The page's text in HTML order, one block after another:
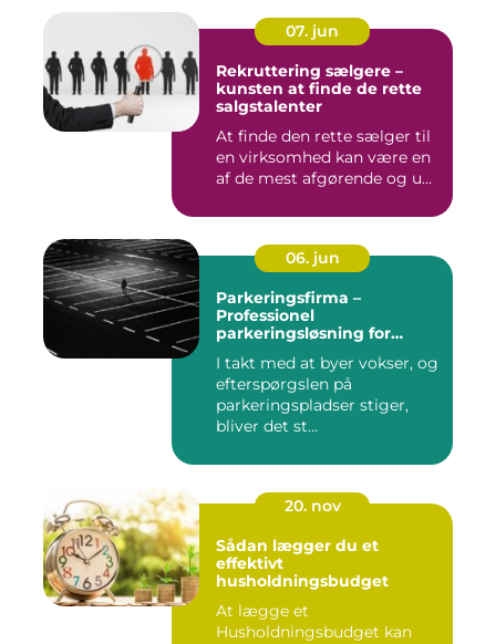
07. jun
Rekruttering sælgere –
kunsten at finde de rette
salgstalenter
At finde den rette sælger til
en virksomhed kan være en
af de mest afgørende og u...
06. jun
Parkeringsfirma –
Professionel
parkeringsløsning for
I takt med at byer vokser, og
efterspørgslen på
parkeringspladser stiger,
bliver det st...
20. nov
Sådan lægger du et
effektivt
husholdningsbudget
At lægge et
Husholdningsbudget kan